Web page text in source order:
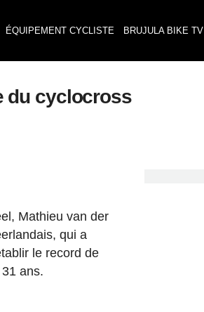
ÉQUIPEMENT CYCLISTE BRUJULA BIKE TV
du cyclocross
Mathieu van der
qui a
le record de
ans.